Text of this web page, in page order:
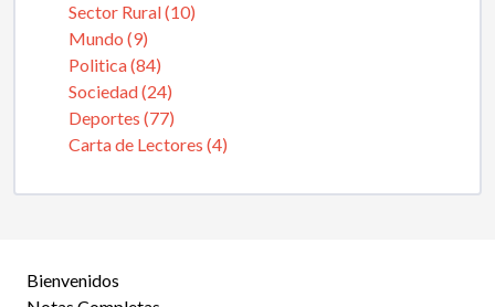
Sector Rural (10)
Mundo (9)
Politica (84)
Sociedad (24)
Deportes (77)
Carta de Lectores (4)
Bienvenidos